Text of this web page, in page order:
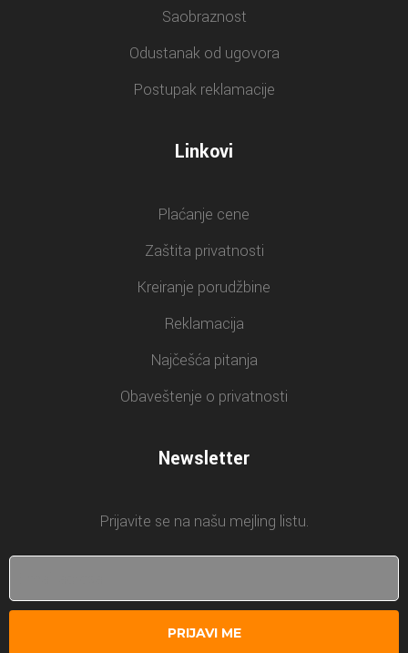
Saobraznost
Odustanak od ugovora
Postupak reklamacije
Linkovi
Plaćanje cene
Zaštita privatnosti
Kreiranje porudžbine
Reklamacija
Najčešća pitanja
Obaveštenje o privatnosti
Newsletter
Prijavite se na našu mejling listu.
PRIJAVI ME